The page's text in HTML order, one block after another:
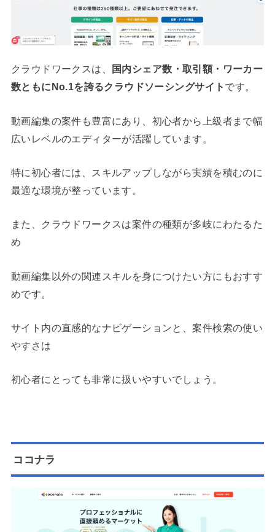
クラウドワークスは、
国内シェア数・取引額・ワーカー
数ともにNo.1を誇るクラウドソーシングサイト です。
動画編集の案件も豊富にあり、初心者から上級者まで幅
広いレベルのエディターが活躍しています。
特に初心者には、スキルアップしながら実績を積むのに
最適な環境が整っています。
また、クラウドワークスは案件の種類が多岐にわたるた
め
動画編集以外の関連スキルを身につけたい方にもおすす
めです。
サイト内の直感的なナビゲーションと、案件検索の使い
やすさは
初心者にとっても非常に扱いやすいでしょう。
ココナラ